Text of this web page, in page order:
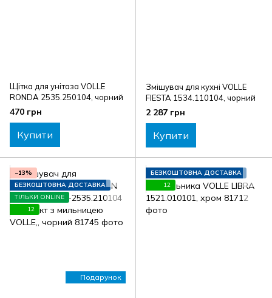
Щітка для унітаза VOLLE
RONDA 2535.250104, чорний
470 грн
Купити
Змішувач для кухні VOLLE
FIESTA 1534.110104, чорний
2 287 грн
Купити
Подарунок
−13%
БЕЗКОШТОВНА ДОСТАВКА
ТІЛЬКИ ONLINE
12
БЕЗКОШТОВНА ДОСТАВКА
12